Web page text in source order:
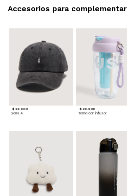
$ 29.900
Gorra A
$ 29.900
Termo con infusor
Accesorios para complementar